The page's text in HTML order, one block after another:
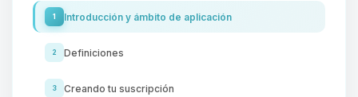
1 Introducción y ámbito de aplicación
2 Definiciones
3 Creando tu suscripción